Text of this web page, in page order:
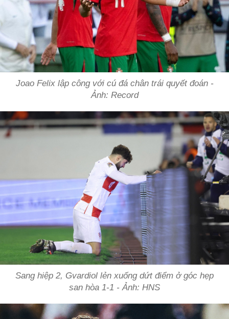
Joao Felix lập công với cú đá chân trái quyết đoán -
Ảnh: Record
Sang hiệp 2, Gvardiol lẻn xuống dứt điểm ở góc hẹp
san hòa 1-1 - Ảnh: HNS